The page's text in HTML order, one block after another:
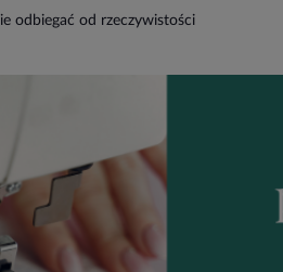
odbiegać od rzeczywistości